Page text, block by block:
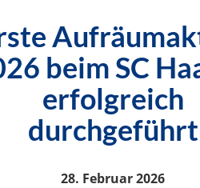
beim SC
erfolgreich
durchgeführt
28. Februar 2026